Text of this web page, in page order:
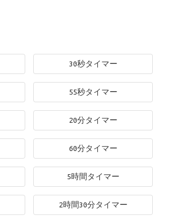
30秒タイマー
55秒タイマー
20分タイマー
60分タイマー
5時間タイマー
2時間30分タイマー